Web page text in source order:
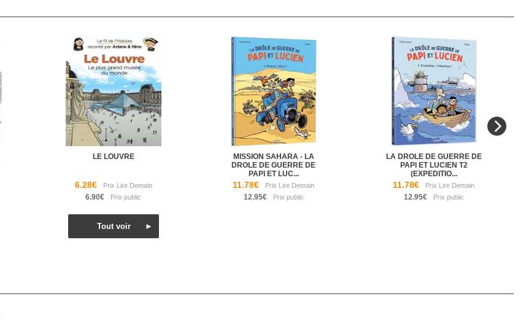
LE LOUVRE
6.28€
6.90€
MISSION SAHARA - LA
DROLE DE GUERRE DE
PAPI ET LUC...
11.78€
12.95€
LA DROLE DE GUERRE DE
PAPI ET LUCIEN T2
(EXPEDITIO...
11.78€
12.95€